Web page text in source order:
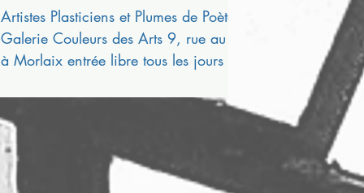
Artistes Plasticiens et Plumes de Poètes
Galerie Couleurs des Arts 9, rue au fil
à Morlaix entrée libre tous les jours de